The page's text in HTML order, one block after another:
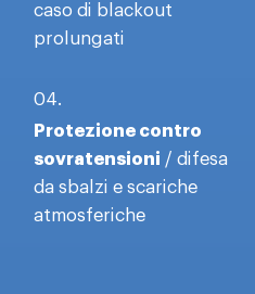
caso di blackout
prolungati
04.
Protezione contro
sovratensioni / difesa
da sbalzi e scariche
atmosferiche